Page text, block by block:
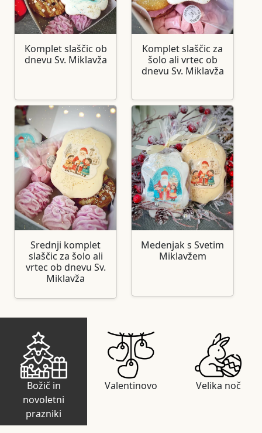
Komplet slaščic ob
dnevu Sv. Miklavža
Komplet slaščic za
šolo ali vrtec ob
dnevu Sv. Miklavža
Srednji komplet
slaščic za šolo ali
vrtec ob dnevu Sv.
Miklavža
Medenjak s Svetim
Miklavžem
Božič in
novoletni
prazniki
Valentinovo Velika noč